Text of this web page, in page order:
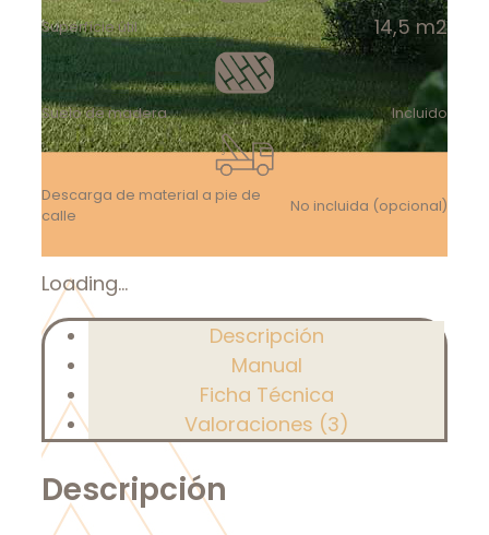
Superfície útil 14,5 m2
Suelo de madera Incluido
Descarga de material a pie de
calle
No incluida (opcional)
Loading...
Descripción
Manual
Ficha Técnica
Valoraciones (3)
Descripción